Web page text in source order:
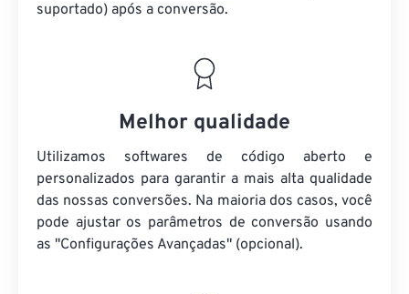
suportado) após a conversão.
Melhor qualidade
Utilizamos softwares de código aberto e
personalizados para garantir a mais alta qualidade
das nossas conversões. Na maioria dos casos, você
pode ajustar os parâmetros de conversão usando
as "Configurações Avançadas" (opcional).